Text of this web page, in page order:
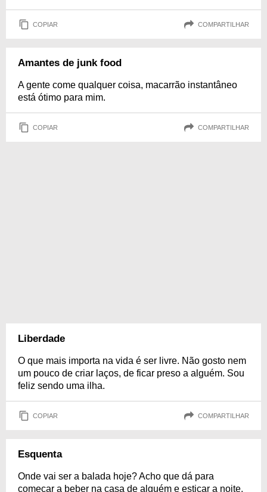
COPIAR COMPARTILHAR
Amantes de junk food
A gente come qualquer coisa, macarrão instantâneo
está ótimo para mim.
COPIAR COMPARTILHAR
Liberdade
O que mais importa na vida é ser livre. Não gosto nem
um pouco de criar laços, de ficar preso a alguém. Sou
feliz sendo uma ilha.
COPIAR COMPARTILHAR
Esquenta
Onde vai ser a balada hoje? Acho que dá para
começar a beber na casa de alguém e esticar a noite.